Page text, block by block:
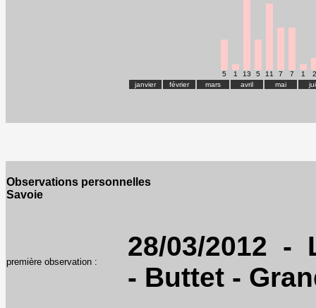
5 1 13 5 11 7 7 1
2
janvier
février mars avril mai
Observations personnelles
Savoie
première observation :
28/03/2012 -
- Buttet -